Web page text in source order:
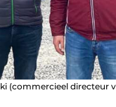
(commercieel directeur